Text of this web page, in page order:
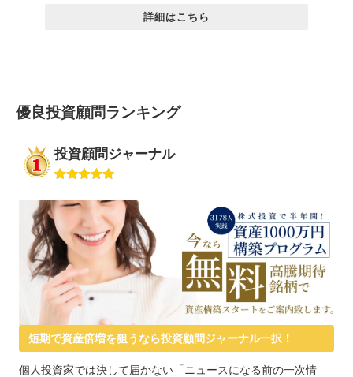
詳細はこちら
優良投資顧問ランキング
投資顧問ジャーナル
短期で資産倍増を狙うなら投資顧問ジャーナル一択！
個人投資家では決して届かない「ニュースになる前の一次情